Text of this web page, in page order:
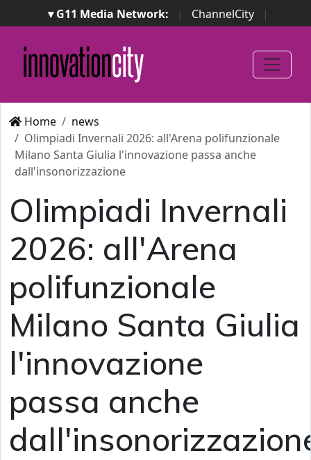
▾ G11 Media Network: | ChannelCity
|
ImpresaCity | SecurityOpenLab | Italian Channel
Awards
Italian Project Awards
Italian Security
Awards
Home
news
Olimpiadi Invernali 2026: all'Arena polifunzionale
Milano Santa Giulia l'innovazione passa anche
dall'insonorizzazione
Olimpiadi Invernali
2026: all'Arena
polifunzionale
Milano Santa Giulia
l'innovazione
passa anche